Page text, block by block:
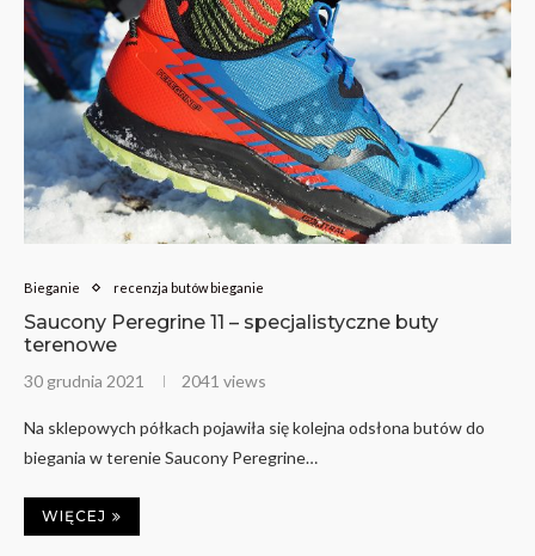
Bieganie recenzja butów bieganie
Saucony Peregrine 11 – specjalistyczne buty
terenowe
30 grudnia 2021 2041 views
Na sklepowych półkach pojawiła się kolejna odsłona butów do
biegania w terenie Saucony Peregrine…
WIĘCEJ